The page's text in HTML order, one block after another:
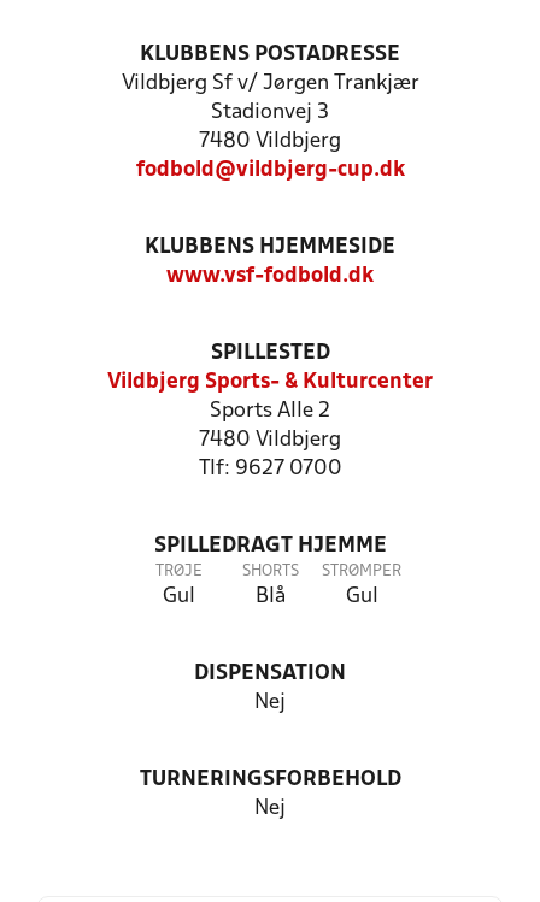
KLUBBENS POSTADRESSE
Vildbjerg Sf v/ Jørgen Trankjær
Stadionvej 3
7480 Vildbjerg
fodbold@vildbjerg-cup.dk
KLUBBENS HJEMMESIDE
www.vsf-fodbold.dk
SPILLESTED
Vildbjerg Sports- & Kulturcenter
Sports Alle 2
7480 Vildbjerg
Tlf: 9627 0700
SPILLEDRAGT HJEMME
TRØJE
Gul
SHORTS
Blå
STRØMPER
Gul
DISPENSATION
Nej
TURNERINGSFORBEHOLD
Nej